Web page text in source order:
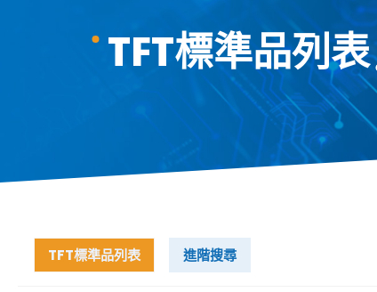
TFT標準品列表
TFT標準品列表 進階搜尋